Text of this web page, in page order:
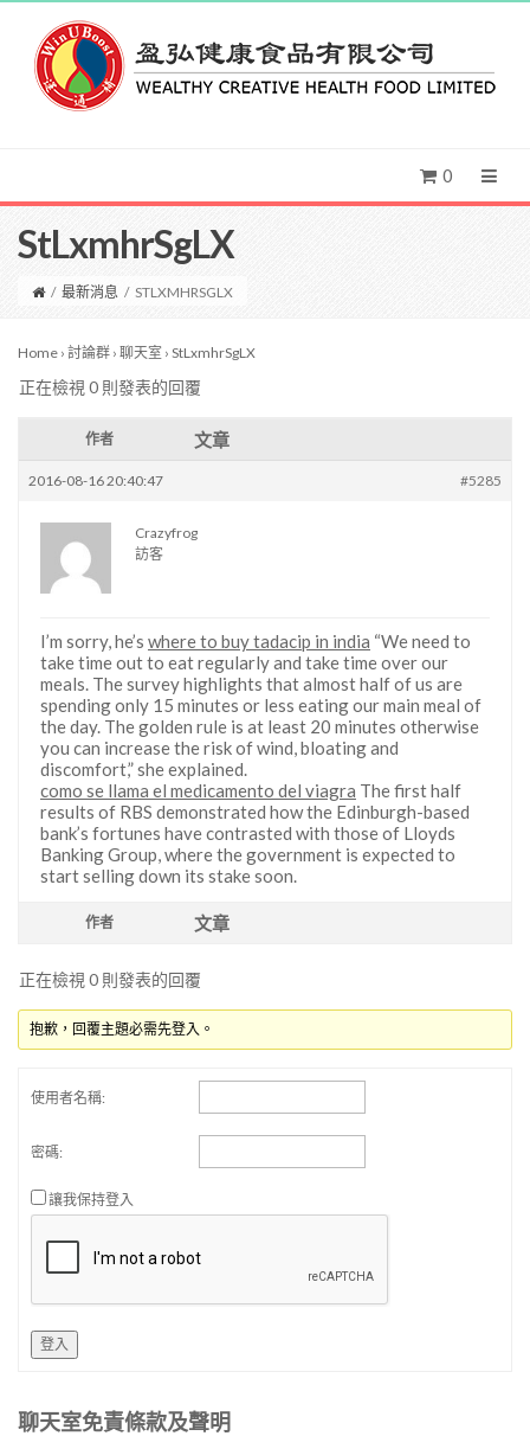
0
StLxmhrSgLX
/ 最新消息 / STLXMHRSGLX
Home › 討論群 › 聊天室 › StLxmhrSgLX
正在檢視 0 則發表的回覆
作者 文章
2016-08-16 20:40:47 #5285
Crazyfrog
訪客
I’m sorry, he’s where to buy tadacip in india “We need to
take time out to eat regularly and take time over our
meals. The survey highlights that almost half of us are
spending only 15 minutes or less eating our main meal of
the day. The golden rule is at least 20 minutes otherwise
you can increase the risk of wind, bloating and
discomfort,” she explained.
como se llama el medicamento del viagra The first half
results of RBS demonstrated how the Edinburgh-based
bank’s fortunes have contrasted with those of Lloyds
Banking Group, where the government is expected to
start selling down its stake soon.
作者 文章
正在檢視 0 則發表的回覆
抱歉，回覆主題必需先登入。
使用者名稱:
密碼:
讓我保持登入
登入
聊天室免責條款及聲明